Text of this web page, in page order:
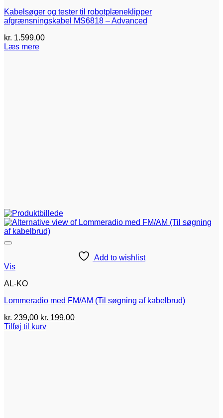
Kabelsøger og tester til robotplæneklipper
afgrænsningskabel MS6818 – Advanced
kr. 1.599,00
Læs mere
Add to wishlist
Vis
AL-KO
Lommeradio med FM/AM (Til søgning af kabelbrud)
kr.239,00 Den
oprindelige
kr. 199,00Den
Tilføj til kurv